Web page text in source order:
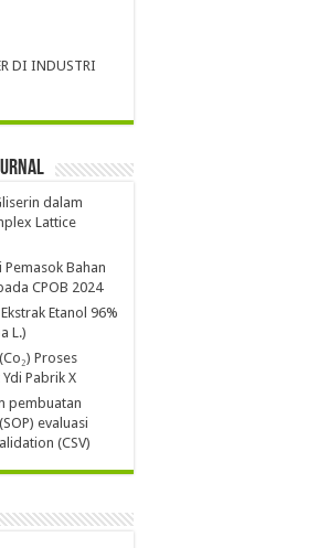
DI INDUSTRI
dalam
Lattice
Pemasok Bahan
CPOB 2024
Etanol 96%
L.)
Proses
Pabrik X
pembuatan
evaluasi
(CSV)